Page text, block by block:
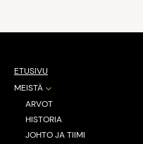
ETUSIVU
MEISTÄ
ARVOT
HISTORIA
JOHTO JA TIIMI